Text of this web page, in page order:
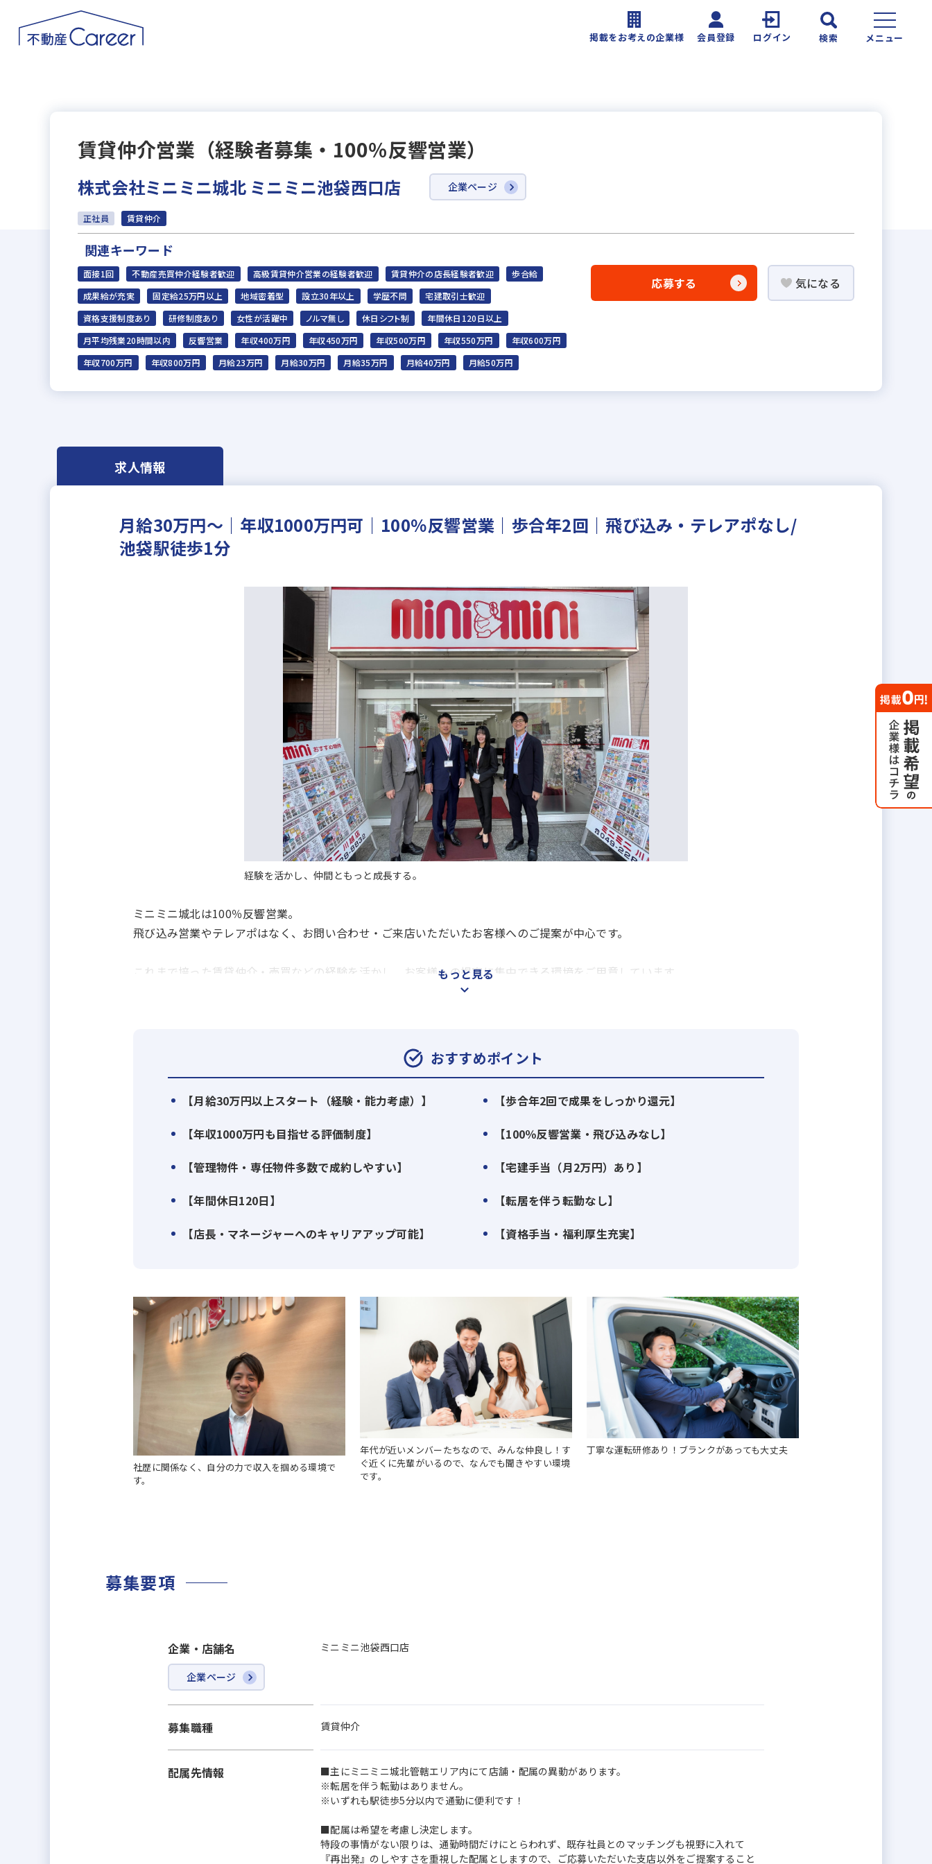
掲載をお考えの企業様 会員登録 ログイン 検索 メニュー
賃貸仲介営業（経験者募集・100％反響営業）
株式会社ミニミニ城北 ミニミニ池袋西口店 企業ページ
正社員 賃貸仲介
関連キーワード
面接1回 不動産売買仲介経験者歓迎 高級賃貸仲介営業の経験者歓迎 賃貸仲介の店長経験者歓迎
歩合給
成果給が充実
固定給25万円以上 地域密着型 設立30年以上 学歴不問
宅建取引士歓迎
資格支援制度あり
研修制度あり 女性が活躍中 ノルマ無し 休日シフト制
年間休日120日以上
月平均残業20時間以内
反響営業 年収400万円 年収450万円 年収500万円 年収550万円
年収600万円
年収700万円
年収800万円 月給23万円 月給30万円 月給35万円 月給40万円 月給50万円
応募する 気になる
求人情報
月給30万円～｜年収1000万円可｜100％反響営業｜歩合年2回｜飛び込み・テレアポなし/
池袋駅徒歩1分
経験を活かし、仲間ともっと成長する。
ミニミニ城北は100％反響営業。
飛び込み営業やテレアポはなく、お問い合わせ・ご来店いただいたお客様へのご提案が中心です。
これまで培った賃貸仲介・売買などの経験を活かし、お客様への提案に集中できる環境をご用意しています。
「反響営業で効率よく成果を出したい」
・月給30万円以上スタート
■POINT2｜100％反響営業
・飛び込み営業なし
・テレアポなし
・集客は専門部署が担当するため営業活動に専念できます
■POINT3｜成約しやすい環境
・Google口コミ★4.5以上
・地域密着のブランド力
・豊富な管理物件・専任物件が多数
・転居を伴う転勤なし
もっと見る
おすすめポイント
【月給30万円以上スタート（経験・能力考慮）】
【歩合年2回で成果をしっかり還元】
【年収1000万円も目指せる評価制度】
【100％反響営業・飛び込みなし】
【管理物件・専任物件多数で成約しやすい】
【宅建手当（月2万円）あり】
【年間休日120日】
【転居を伴う転勤なし】
【店長・マネージャーへのキャリアアップ可能】
【資格手当・福利厚生充実】
社歴に関係なく、自分の力で収入を掴める環境で
す。
年代が近いメンバーたちなので、みんな仲良し！す
ぐ近くに先輩がいるので、なんでも聞きやすい環境
です。
丁寧な運転研修あり！ブランクがあっても大丈夫
募集要項
企業・店舗名
企業ページ
ミニミニ池袋西口店
募集職種 賃貸仲介
配属先情報
■主にミニミニ城北管轄エリア内にて店舗・配属の異動があります。
※転居を伴う転勤はありません。
※いずれも駅徒歩5分以内で通勤に便利です！
■配属は希望を考慮し決定します。
特段の事情がない限りは、通勤時間だけにとらわれず、既存社員とのマッチングも視野に入れて
『再出発』のしやすさを重視した配属としますので、ご応募いただいた支店以外をご提案すること